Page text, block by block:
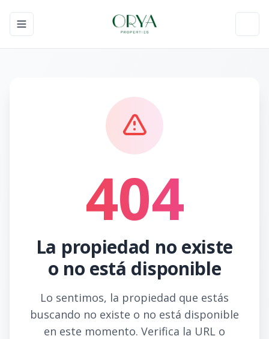
Toggle navigation menu
404
La propiedad no existe
o no está disponible
Lo sentimos, la propiedad que estás
buscando no existe o no está disponible
en este momento. Verifica la URL o